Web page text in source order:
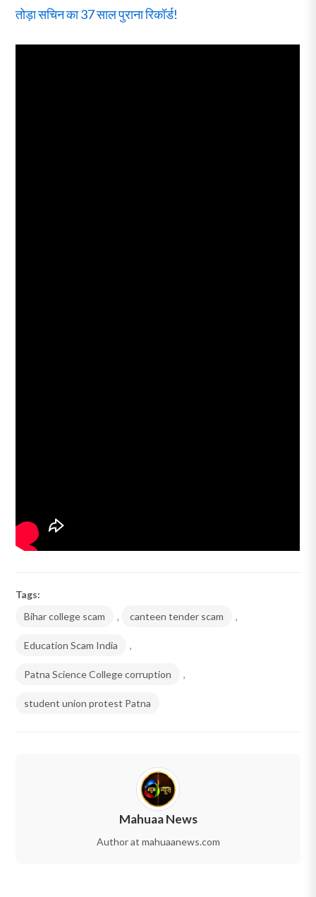
तोड़ा सचिन का 37 साल पुराना रिकॉर्ड!
Tags:
Bihar college scam
, canteen tender scam ,
Education Scam India ,
Patna Science College corruption ,
student union protest Patna
Mahuaa News
Author at mahuaanews.com